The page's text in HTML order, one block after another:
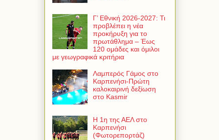
Γ’ Εθνική 2026-2027: Τι
προβλέπει η νέα
προκήρυξη για το
πρωτάθλημα – Έως
120 ομάδες και όμιλοι
με γεωγραφικά κριτήρια
Λαμπερός Γάμος στο
Καρπενήσι-Πρώτη
καλοκαιρινή δεξίωση
στο Kasmir
Η 1η της ΑΕΛ στο
Καρπενήσι
(Φωτορεπορτάζ)